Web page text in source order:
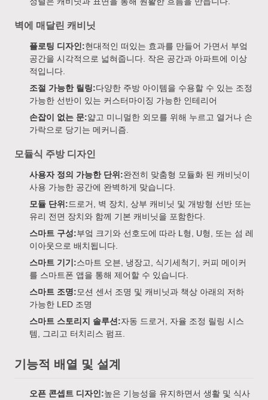
벽에 매달린 캐비닛
플로팅 디자인:현대적인 떠있는 효과를 만들어 가면서 부엌
공간을 시각적으로 넓혀줍니다. 작은 공간과 아파트에 이상
적입니다.
조절 가능한 릴링:다양한 주방 아이템을 수용할 수 있는 조정
가능한 선반이 있는 커스터마이징 가능한 인테리어
손잡이 없는 문:얇고 미니멀한 외모를 위해 누르고 열거나 손
가락으로 당기는 메커니즘.
모듈식 주방 디자인
사용자 정의 가능한 단위:완전히 맞춤형 모듈화 된 캐비닛이
사용 가능한 공간에 완벽하게 맞습니다.
모듈 단위:드로거, 벽 장치, 상부 캐비닛 및 개방형 선반 또는
유리 전면 장치와 함께 기본 캐비닛을 포함한다.
스마트 구성:부엌 크기와 선호도에 따라 L형, U형, 또는 섬 레
이아웃으로 배치됩니다.
스마트 기기:스마트 오븐, 냉장고, 식기세척기, 커피 메이커
를 스마트폰 앱을 통해 제어할 수 있습니다.
스마트 조명:모션 센서 조명 및 캐비닛과 책상 아래의 저하
가능한 LED 조명
스마트 스토리지 솔루션:자동 드로거, 자율 조정 릴링 시스
템, 그리고 터치리스 펌프.
기능적 배열 및 설계
오픈 콘셉트 디자인:높은 기능성을 유지하면서 생활 및 식사